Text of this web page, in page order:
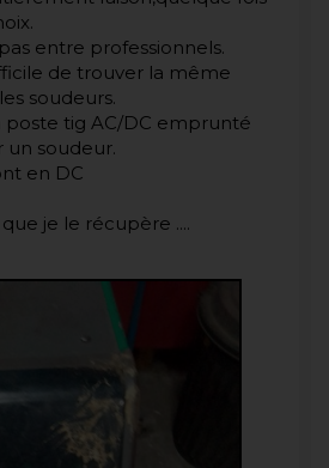
entre professionnels.
de trouver la même
soudeurs.
tig AC/DC emprunté
un soudeur.
en DC
je le récupère ....